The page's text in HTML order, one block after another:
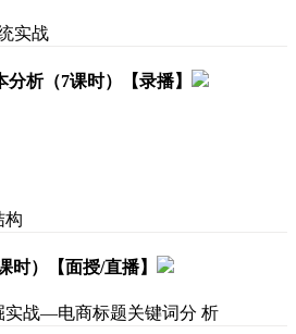
实战
析（7课时）【录播】
构
时）【面授/直播】
实战—电商标题关键词分 析